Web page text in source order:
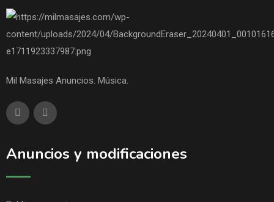
Mil Masajes Anuncios. Música.
Anuncios y modificaciones